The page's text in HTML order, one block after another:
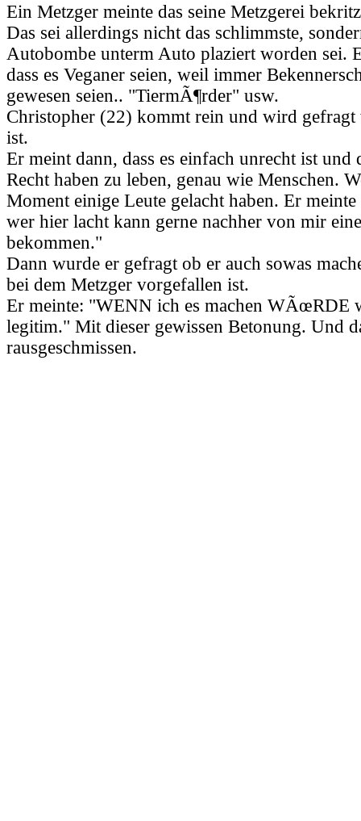
Ein Metzger meinte das seine Metzgerei
Das sei allerdings nicht das schlimmste,
Autobombe unterm Auto plaziert worden sei.
dass es Veganer seien, weil immer
gewesen seien.. "TiermÃ¶rder" usw.
Christopher (22) kommt rein und wird gefragt
ist.
Er meint dann, dass es einfach unrecht ist und
Recht haben zu leben, genau wie Menschen.
Moment einige Leute gelacht haben. Er
wer hier lacht kann gerne nachher von mir
bekommen."
Dann wurde er gefragt ob er auch sowas
bei dem Metzger vorgefallen ist.
Er meinte: "WENN ich es machen WÃœRDE
legitim." Mit dieser gewissen Betonung. Und
rausgeschmissen.